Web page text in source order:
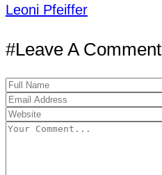
Leoni Pfeiffer
#Leave A Comment